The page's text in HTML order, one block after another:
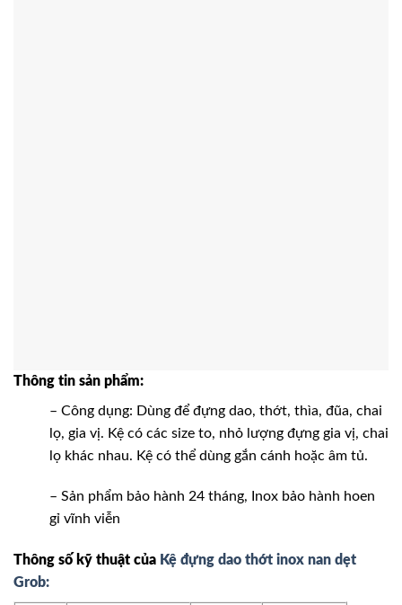
Thông tin sản phẩm:
– Công dụng: Dùng để đựng dao, thớt, thìa, đũa, chai
lọ, gia vị. Kệ có các size to, nhỏ lượng đựng gia vị, chai
lọ khác nhau. Kệ có thể dùng gắn cánh hoặc âm tủ.
– Sản phẩm bảo hành 24 tháng, Inox bảo hành hoen
gỉ vĩnh viễn
Thông số kỹ thuật của Kệ đựng dao thớt inox nan dẹt
Grob: